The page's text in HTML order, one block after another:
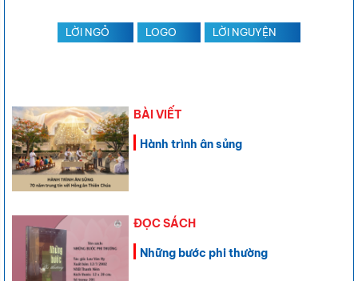
LỜI NGỎ LOGO LỜI NGUYỆN
BÀI VIẾT
Hành trình ân sủng
ĐỌC SÁCH
Những bước phi thường